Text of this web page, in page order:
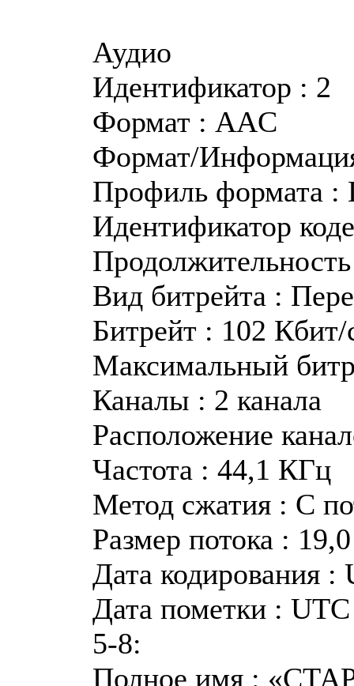
Аудио
Идентификатор : 2
Формат : AAC
Формат/
Профиль формата :
Идентификатор
Вид битрейта :
Битрейт : 102 Кбит/
Максимальный
Каналы : 2 канала
Расположение
Частота : 44,1 КГц
Метод сжатия : С
Размер потока :
Дата кодирования
Дата пометки :
5-8:
Полное имя :